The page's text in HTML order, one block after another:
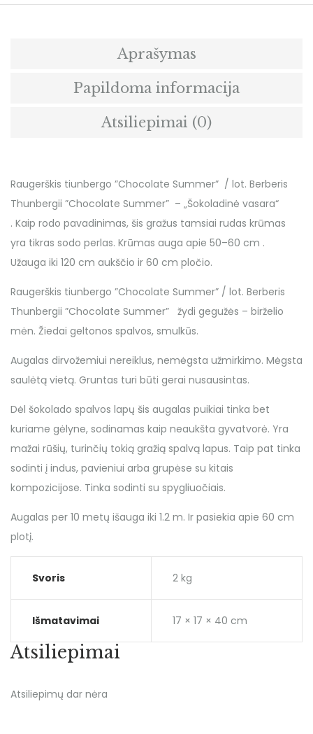
Aprašymas
Papildoma informacija
Atsiliepimai (0)
Raugerškis tiunbergo ”Chocolate Summer” / lot. Berberis
Thunbergii ”Chocolate Summer” – „Šokoladinė vasara“
. Kaip rodo pavadinimas, šis gražus tamsiai rudas krūmas
yra tikras sodo perlas. Krūmas auga apie 50–60 cm .
Užauga iki 120 cm aukščio ir 60 cm pločio.
Raugerškis tiunbergo ”Chocolate Summer” / lot. Berberis
Thunbergii ”Chocolate Summer” žydi gegužės – birželio
mėn. Žiedai geltonos spalvos, smulkūs.
Augalas dirvožemiui nereiklus, nemėgsta užmirkimo. Mėgsta
saulėtą vietą. Gruntas turi būti gerai nusausintas.
Dėl šokolado spalvos lapų šis augalas puikiai tinka bet
kuriame gėlyne, sodinamas kaip neaukšta gyvatvorė. Yra
mažai rūšių, turinčių tokią gražią spalvą lapus. Taip pat tinka
sodinti į indus, pavieniui arba grupėse su kitais
kompozicijose. Tinka sodinti su spygliuočiais.
Augalas per 10 metų išauga iki 1.2 m. Ir pasiekia apie 60 cm
plotį.
Svoris 2 kg
Išmatavimai 17 × 17 × 40 cm
Atsiliepimai
Atsiliepimų dar nėra